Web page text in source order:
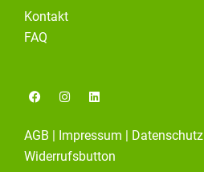
Kontakt
FAQ
F
a
e
b
o
o
I
n
a
g
r
L
i
e
d
i
AGB Impressum Datenschutz
Widerrufsbutton